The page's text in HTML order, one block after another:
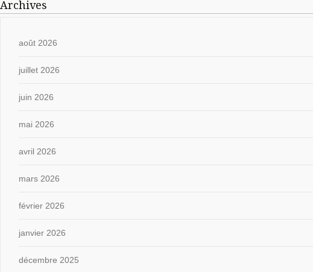
Archives
août 2026
juillet 2026
juin 2026
mai 2026
avril 2026
mars 2026
février 2026
janvier 2026
décembre 2025